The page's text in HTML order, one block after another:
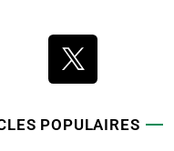
POPULAIRES